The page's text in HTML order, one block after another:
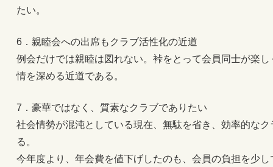
たい。
6．親睦会への出席もクラブ活性化の近道
例会だけでは親睦は図れない。裃をとって会員同士が楽
情を深める近道である。
7．豪華ではなく、質素なクラブでありたい
社会情勢が混沌としている現在、無駄を省き、効率的な
る。
今年度より、年会費を値下げしたのも、会員の負担を少